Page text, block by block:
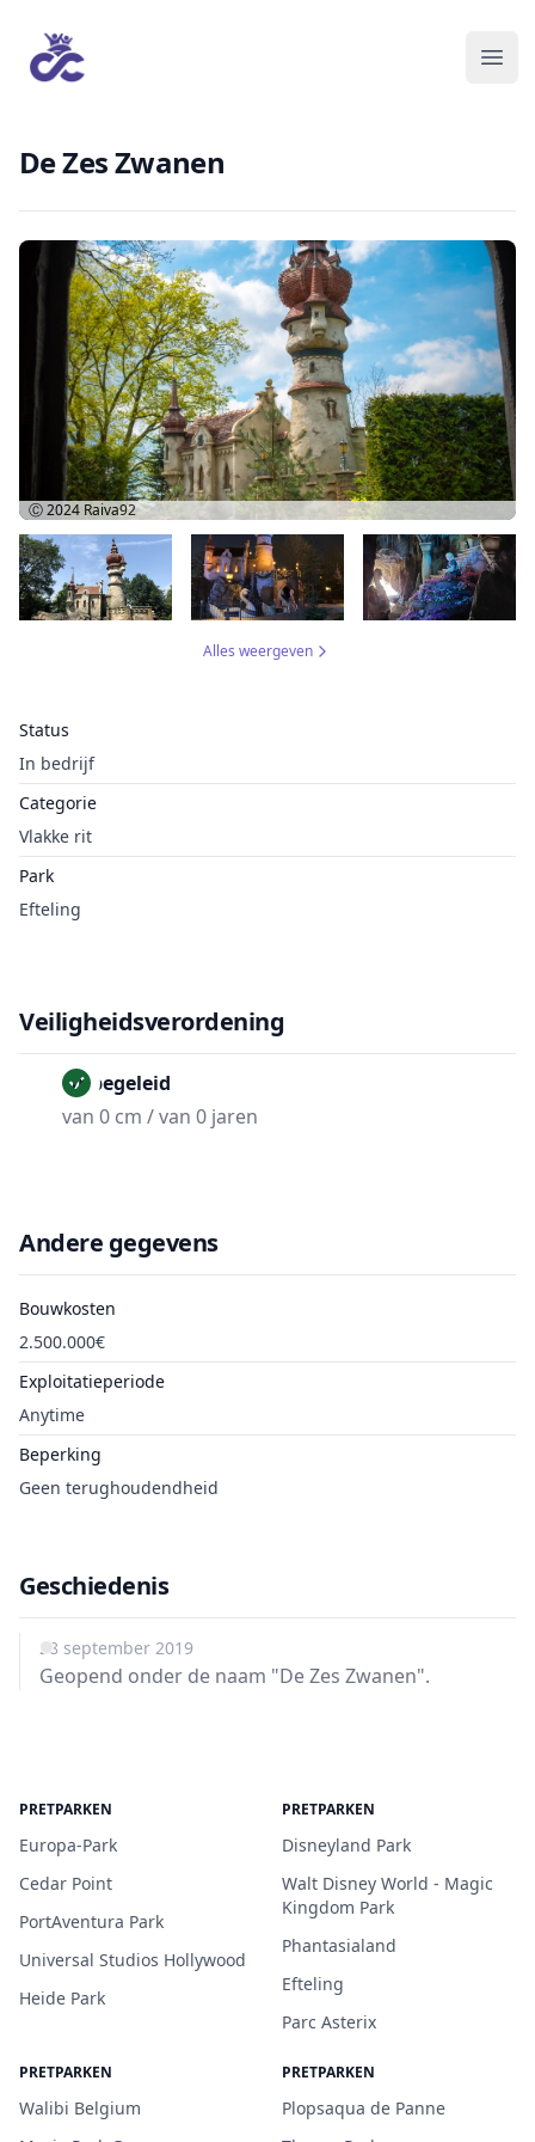
De Zes Zwanen
Status
In bedrijf
Categorie
Vlakke rit
Park
Efteling
Ⓒ 2024 Raiva92
Alles weergeven
Veiligheidsverordening
Onbegeleid
van 0 cm / van 0 jaren
Andere gegevens
Bouwkosten
2.500.000€
Exploitatieperiode
Anytime
Beperking
Geen terughoudendheid
Geschiedenis
28 september 2019
Geopend onder de naam "De Zes Zwanen".
PRETPARKEN
Europa-Park
Cedar Point
PortAventura Park
Universal Studios Hollywood
Heide Park
PRETPARKEN
Disneyland Park
Walt Disney World - Magic
Kingdom Park
Phantasialand
Efteling
Parc Asterix
PRETPARKEN
Walibi Belgium
PRETPARKEN
Plopsaqua de Panne